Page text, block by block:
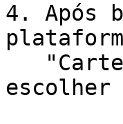
4. Após
escolher